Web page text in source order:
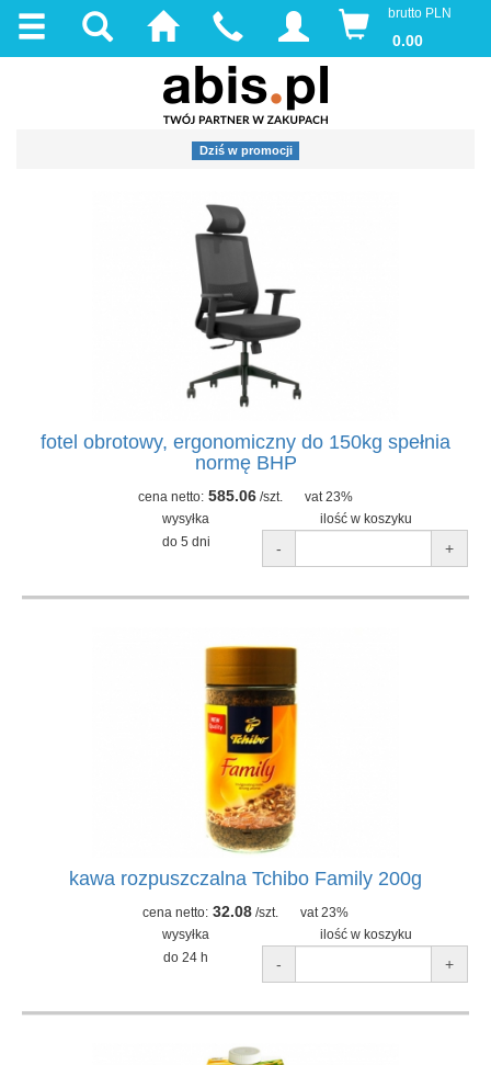
brutto PLN
0.00
Dziś w promocji
fotel obrotowy, ergonomiczny do 150kg spełnia
normę BHP
cena netto: 585.06 /szt.
vat 23%
wysyłka
ilość w koszyku
do 5 dni
- +
kawa rozpuszczalna Tchibo Family 200g
cena netto: 32.08 /szt.
vat 23%
wysyłka
ilość w koszyku
do 24 h
- +